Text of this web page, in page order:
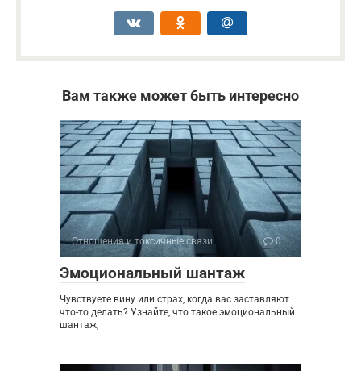
Вам также может быть интересно
Отношения и токсичные связи 0
Эмоциональный шантаж
Чувствуете вину или страх, когда вас заставляют
что-то делать? Узнайте, что такое эмоциональный
шантаж,